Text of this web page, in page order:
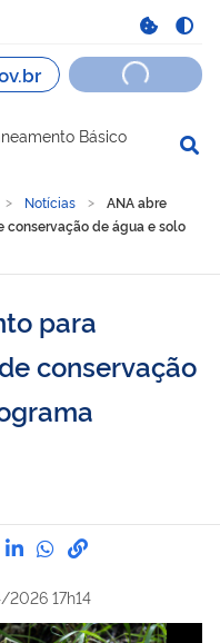
Básico
Notícias
ANA abre
conservação de água e solo
para
conservação
por Facebook
Compartilhe por Twitter
Compartilhe por
Compartilhe
link para
17h14